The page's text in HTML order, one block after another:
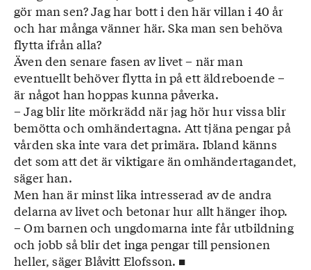
gör man sen? Jag har bott i den här villan i 40 år
och har många vänner här. Ska man sen behöva
flytta ifrån alla?
Även den senare fasen av livet – när man
eventuellt behöver flytta in på ett äldreboende –
är något han hoppas kunna påverka.
– Jag blir lite mörkrädd när jag hör hur vissa blir
bemötta och omhändertagna. Att tjäna pengar på
vården ska inte vara det primära. Ibland känns
det som att det är viktigare än omhändertagandet,
säger han.
Men han är minst lika intresserad av de andra
delarna av livet och betonar hur allt hänger ihop.
– Om barnen och ungdomarna inte får utbildning
och jobb så blir det inga pengar till pensionen
heller, säger Blåvitt Elofsson. ■